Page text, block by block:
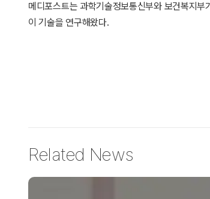
메디포스트는 과학기술정보통신부와 보건복지
이 기술을 연구해왔다.
Related News